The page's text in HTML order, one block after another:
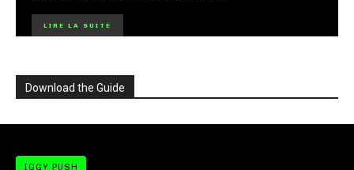
LIRE LA SUITE
Download the Guide
IGGY PUSH